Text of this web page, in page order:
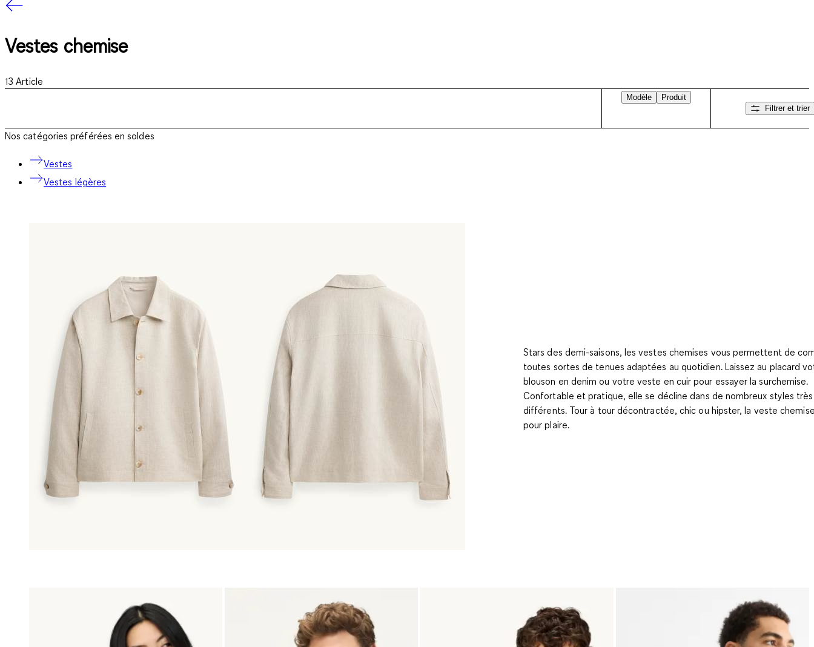
Vestes chemise
13 Article
Modèle
Produit
Filtrer et trier
Nos catégories préférées en soldes
Vestes
Vestes légères
Stars des demi-saisons, les vestes chemises vous permettent de
toutes sortes de tenues adaptées au quotidien. Laissez au placard
blouson en denim ou votre veste en cuir pour essayer la surchemise.
Confortable et pratique, elle se décline dans de nombreux styles très
différents. Tour à tour décontractée, chic ou hipster, la veste
pour plaire.